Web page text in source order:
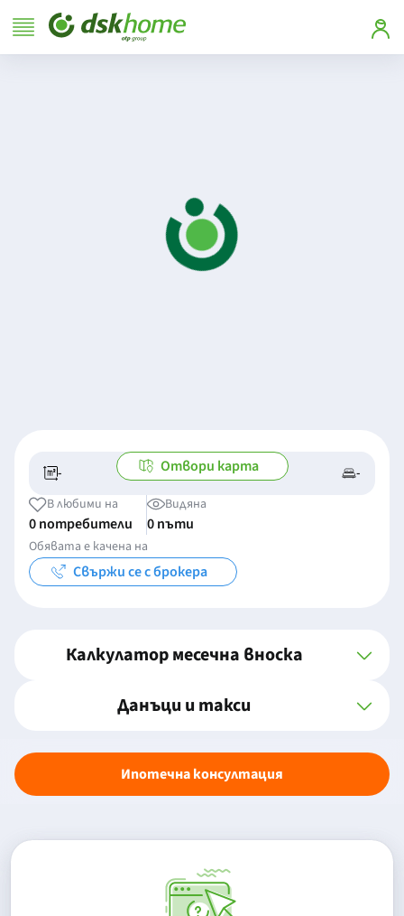
- -/- -
Отвори карта
В любими на
0 потребители
Видяна
0 пъти
Обявата е качена на
Свържи се с брокера
Калкулатор месечна вноска
Данъци и такси
Ипотечна консултация